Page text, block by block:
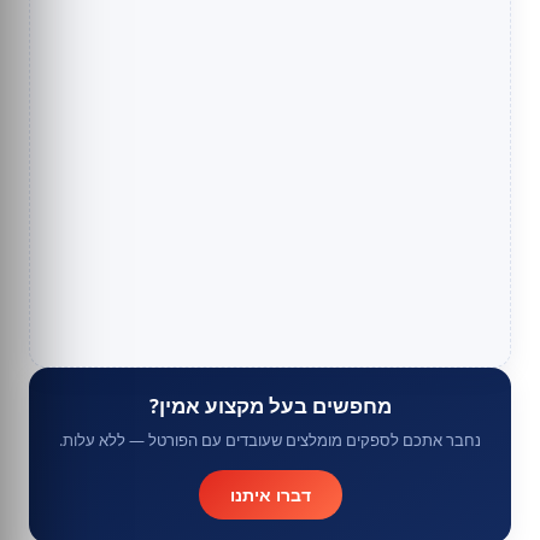
מחפשים בעל מקצוע אמין?
נחבר אתכם לספקים מומלצים שעובדים עם הפורטל — ללא עלות.
דברו איתנו